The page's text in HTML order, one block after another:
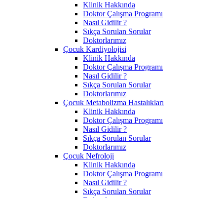
Klinik Hakkında
Doktor Çalışma Programı
Nasıl Gidilir ?
Sıkça Sorulan Sorular
Doktorlarımız
Çocuk Kardiyolojisi
Klinik Hakkında
Doktor Çalışma Programı
Nasıl Gidilir ?
Sıkça Sorulan Sorular
Doktorlarımız
Çocuk Metabolizma Hastalıkları
Klinik Hakkında
Doktor Çalışma Programı
Nasıl Gidilir ?
Sıkça Sorulan Sorular
Doktorlarımız
Çocuk Nefroloji
Klinik Hakkında
Doktor Çalışma Programı
Nasıl Gidilir ?
Sıkça Sorulan Sorular